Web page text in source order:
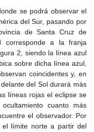
se podrá observar el
del Sur, pasando por
de Santa Cruz de
corresponde a la franja
2, siendo la línea azul
sobre dicha línea azul,
coincidentes y, en
del Sol durará más
líneas rojas el eclipse se
cuanto más
el observador. Por
el límite norte a partir del